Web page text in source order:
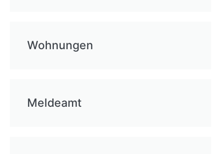
Wohnungen
Meldeamt